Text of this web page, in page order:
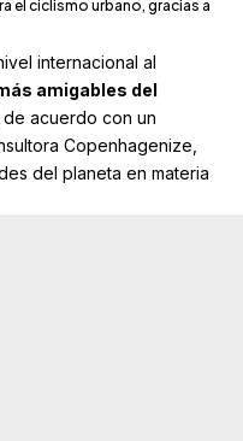
el ciclismo urbano, gracias a
internacional al
amigables del
, de acuerdo con un
Copenhagenize
del planeta en materia